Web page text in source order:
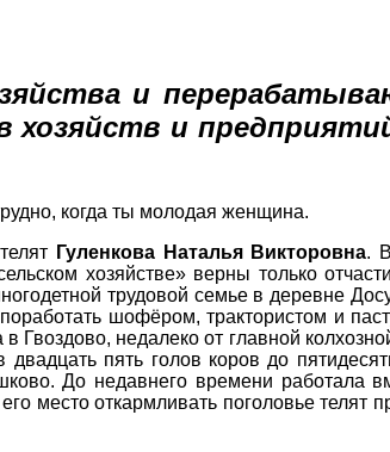
и
хозяйств и
когда ты молодая женщина.
Гуленкова Наталья Викторовна.
хозяйстве» верны только
трудовой семье в деревне
шофёром, трактористом и
Гвоздово, недалеко от главной
пять голов коров до
До недавнего времени работала
место откармливать поголовье телят